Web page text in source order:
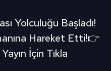
Yolculuğu Başladı!
Hareket Etti!👉
İçin Tıkla